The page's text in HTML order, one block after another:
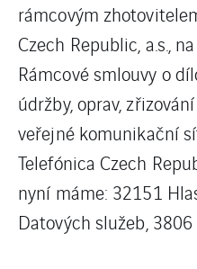
rámcovým
Czech Republic, a.s.,
Rámcové smlouvy o
údržby, oprav,
veřejné komunikační
Telefónica Czech
nyní máme: 32151
Datových služeb, 3806